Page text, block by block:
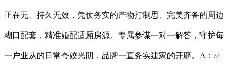
正在无、持久无效，凭仗务实的产物打制思、完美齐备的周边
糊口配套，精准婚配适厢房源。专属参谋一对一解答，守护每
一户业从的日常夸姣光阴，品牌一直务实建家的开辟。A：✅